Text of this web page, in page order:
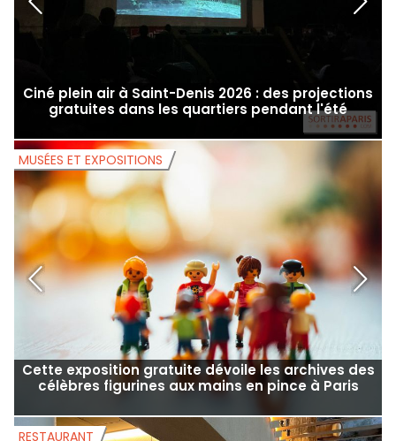
Ciné plein air à Saint-Denis 2026 : des projections
gratuites dans les quartiers pendant l'été
Cette exposition gratuite dévoile les archives des
célèbres figurines aux mains en pince à Paris
MUSÉES ET EXPOSITIONS
RESTAURANT